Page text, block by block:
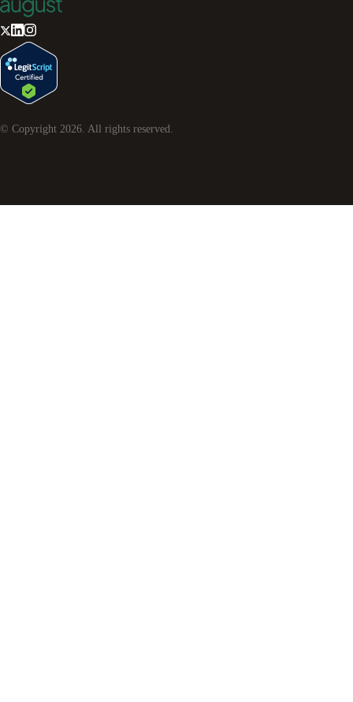
© Copyright 2026. All rights reserved.